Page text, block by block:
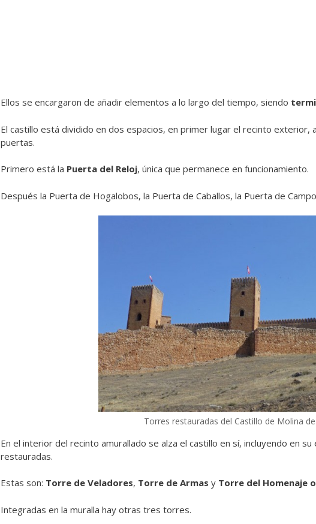
Ellos se encargaron de añadir elementos a lo largo del tiempo, siendo
El castillo está dividido en dos espacios, en primer lugar el recinto exterior,
puertas.
Primero está la Puerta del Reloj, única que permanece en funcionamiento.
Después la Puerta de Hogalobos, la Puerta de Caballos, la Puerta de
Torres restauradas del Castillo de Molina
En el interior del recinto amurallado se alza el castillo en sí, incluyendo en
restauradas.
Estas son: Torre de Veladores, Torre de Armas y Torre del Homenaje
Integradas en la muralla hay otras tres torres.